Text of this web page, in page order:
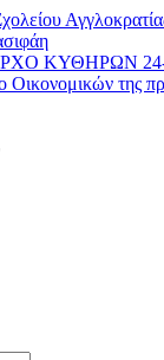
ΚΥΘΗΡΩΝ 24-
της